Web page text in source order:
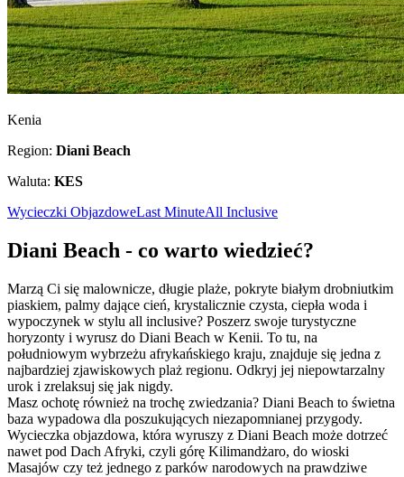
Kenia
Region: Diani Beach
Waluta: KES
Wycieczki ObjazdoweLast MinuteAll Inclusive
Diani Beach - co warto wiedzieć?
Marzą Ci się malownicze, długie plaże, pokryte białym drobniutkim
piaskiem, palmy dające cień, krystalicznie czysta, ciepła woda i
wypoczynek w stylu all inclusive? Poszerz swoje turystyczne
horyzonty i wyrusz do Diani Beach w Kenii. To tu, na
południowym wybrzeżu afrykańskiego kraju, znajduje się jedna z
najbardziej zjawiskowych plaż regionu. Odkryj jej niepowtarzalny
urok i zrelaksuj się jak nigdy.
Masz ochotę również na trochę zwiedzania? Diani Beach to świetna
baza wypadowa dla poszukujących niezapomnianej przygody.
Wycieczka objazdowa, która wyruszy z Diani Beach może dotrzeć
nawet pod Dach Afryki, czyli górę Kilimandżaro, do wioski
Masajów czy też jednego z parków narodowych na prawdziwe